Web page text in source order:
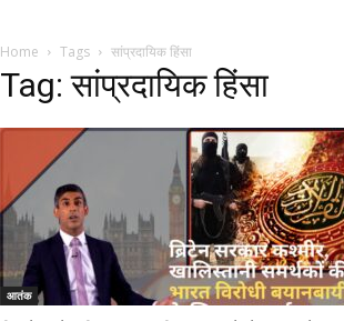
Home Tags सांप्रदायिक हिंसा
Tag: सांप्रदायिक हिंसा
आतंक